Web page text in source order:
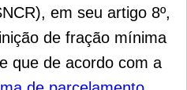
em seu artigo 8º,
de fração mínima
que de acordo com a